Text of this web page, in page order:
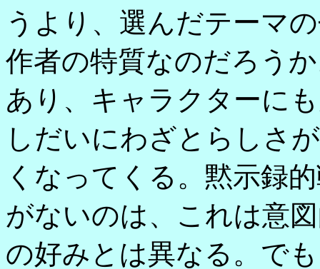
うより、選んだテーマ
作者の特質なのだろう
あり、キャラクターに
しだいにわざとらしさ
くなってくる。黙示録
がないのは、これは意
の好みとは異なる。で